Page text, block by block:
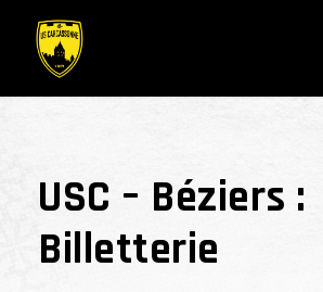
USC – Béziers :
Billetterie